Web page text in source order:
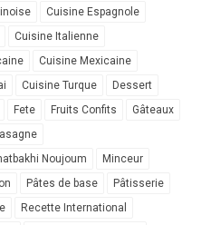
Cuisine Espagnole
Cuisine Italienne
Cuisine Mexicaine
Cuisine Turque
Dessert
Fete Fruits Confits
Gâteaux
Noujoum
Minceur
Pâtes de base
Pâtisserie
Recette International